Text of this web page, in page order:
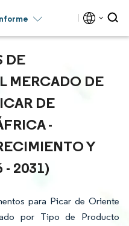
DE
MERCADO DE
DE
-
Y
- 2031)
para Picar de Oriente
por Tipo de Producto